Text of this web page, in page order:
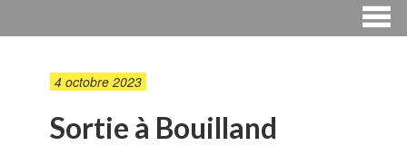
4 octobre 2023
Sortie à Bouilland